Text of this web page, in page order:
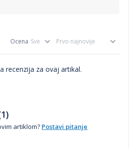
Ocena
recenzija za ovaj artikal.
artiklom? Postavi pitanje